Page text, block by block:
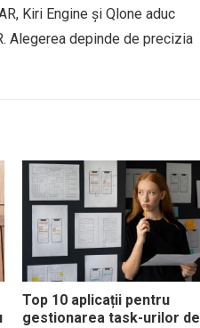
Kiri Engine și Qlone aduc
Alegerea depinde de precizia
Top 10 aplicații pentru
gestionarea task-urilor de